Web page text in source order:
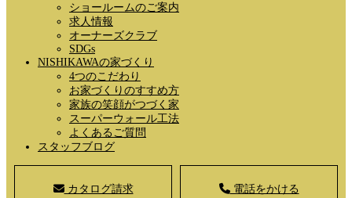
ショールームのご案内
求人情報
オーナーズクラブ
SDGs
NISHIKAWAの家づくり
4つのこだわり
お家づくりのすすめ方
家族の笑顔がつづく家
スーパーウォール工法
よくあるご質問
スタッフブログ
カタログ請求 電話をかける